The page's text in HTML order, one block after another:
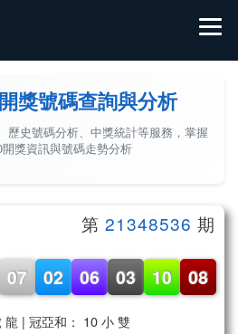
獎號碼查詢與分析
歷史號碼分析、中獎統計等服務，掌握
獎資訊與號碼走勢分析
第 21348536 期
07 02 06 03 10 08
龍 | 冠亞和： 10 小 雙